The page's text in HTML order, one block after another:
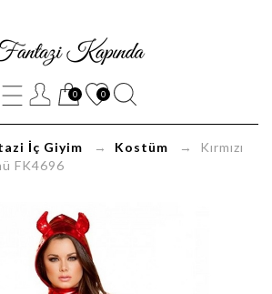
0 0
İç Giyim → Kostüm → Kırmızı
FK4696